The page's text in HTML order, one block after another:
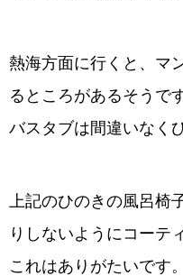
熱海方面に行くと、マ
るところがあるそうで
バスタブは間違いなく
上記のひのきの風呂椅
りしないようにコーテ
これはありがたいです